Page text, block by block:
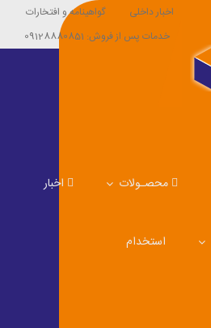
اخبار داخلی
گواهینامه و افتخارات
خدمات پس از فروش: 09128880851
محصـولات اخبار
استخدام